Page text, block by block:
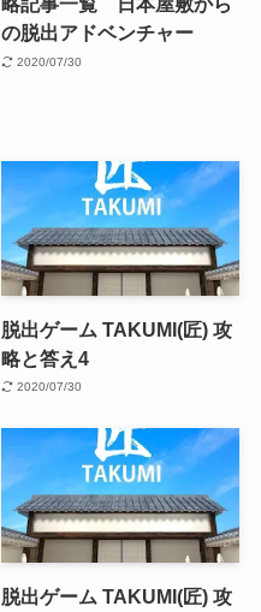
の脱出アドベンチャー
2020/07/30
脱出ゲーム TAKUMI(匠) 攻
略と答え4
2020/07/30
脱出ゲーム TAKUMI(匠) 攻